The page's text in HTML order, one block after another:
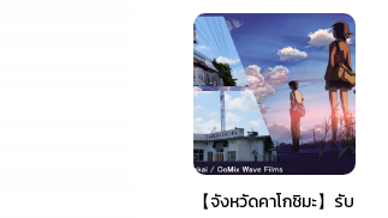
【จังหวัดคาโกชิมะ】รับ